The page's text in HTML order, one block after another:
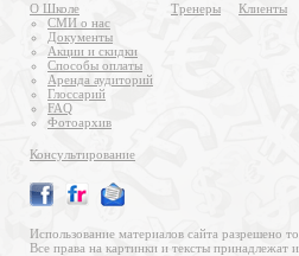
О Школе
СМИ о нас
Документы
Акции и скидки
Способы оплаты
Аренда аудиторий
Глоссарий
FAQ
Фотоархив
Тренеры Клиенты
Консультирование
Использование материалов сайта разрешено
Все права на картинки и тексты принадлежат